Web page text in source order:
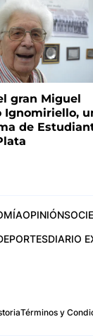
gran Miguel
Ignomiriello,
de
OPINIÓN
DIARIO
Términos y